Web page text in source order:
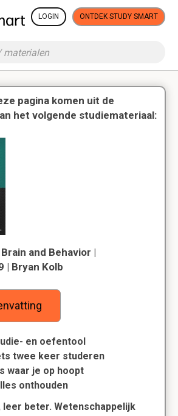
LOGIN ONTDEK STUDY SMART
pagina komen uit de
het volgende studiemateriaal:
and Behavior |
| Bryan Kolb
en oefentool
twee keer studeren
waar je op hoopt
onthouden
leer beter. Wetenschappelijk